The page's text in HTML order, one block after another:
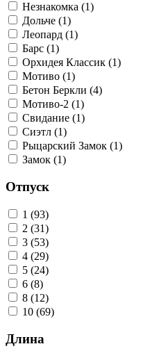
Незнакомка (1)
Дольче (1)
Леопард (1)
Барс (1)
Орхидея Классик (1)
Мотиво (1)
Бетон Беркли (4)
Мотиво-2 (1)
Свидание (1)
Сиэтл (1)
Рыцарский Замок (1)
Замок (1)
Отпуск
1 (93)
2 (31)
3 (53)
4 (29)
5 (24)
6 (8)
8 (12)
10 (69)
Длина